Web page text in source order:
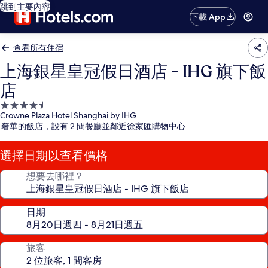
跳到主要內容
下載 App
查看所有住宿
上海銀星皇冠假日酒店 - IHG 旗下飯
店
4.5
星
級
住
宿
Crowne Plaza Hotel Shanghai by IHG
奢華的飯店，設有 2 間餐廳並鄰近徐家匯購物中心
選擇日期以查看價格
想要去哪裡？
日期
旅客